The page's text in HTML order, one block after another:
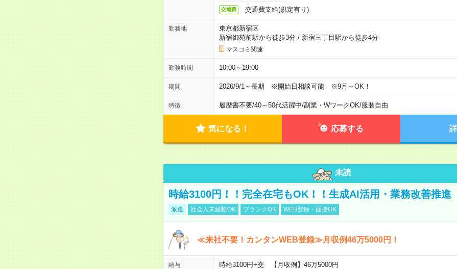
交通費 交通費支給(規定有り)
勤務地
東京都新宿区
新宿御苑前駅から徒歩3分/ 新宿三丁目駅から徒歩4分
マスコミ関連
勤務時間 10:00～19:00
期間 2026/9/1～長期 ※開始日相談可能 ※9月～OK！
特徴 履歴書不要/40～50代活躍中/副業・WワークOK/服装自由
気になる！ 応募する
未読
時給3100円！！完全在宅もOK！！生成AI活用・業務改善推進
派遣 社会人未経験OK ブランクOK WEB登録・面接OK
≪来社不要！カンタンWEB登録≫月収例46万5000円！
給与 時給3100円+交 【月収例】46万5000円